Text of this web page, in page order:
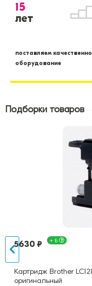
15
лет
поставляем
оборудование
Подборки товаров
5630 ₽ + Б
Картридж Brother
оригинальный